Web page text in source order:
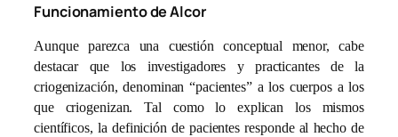
Funcionamiento de Alcor
Aunque parezca una cuestión conceptual menor, cabe
destacar que los investigadores y practicantes de la
criogenización, denominan “pacientes” a los cuerpos a los
que criogenizan. Tal como lo explican los mismos
científicos, la definición de pacientes responde al hecho de